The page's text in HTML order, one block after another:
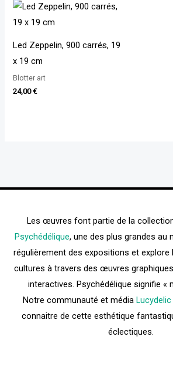
Led Zeppelin, 900 carrés, 19
x 19 cm
Blotter art
24,00€
Les œuvres font partie de la
Psychédélique, une des plus grandes au
régulièrement des expositions et
cultures à travers des œuvres
interactives. Psychédélique signifie «
Notre communauté et média Lucydelic
connaitre de cette esthétique
éclectiques.